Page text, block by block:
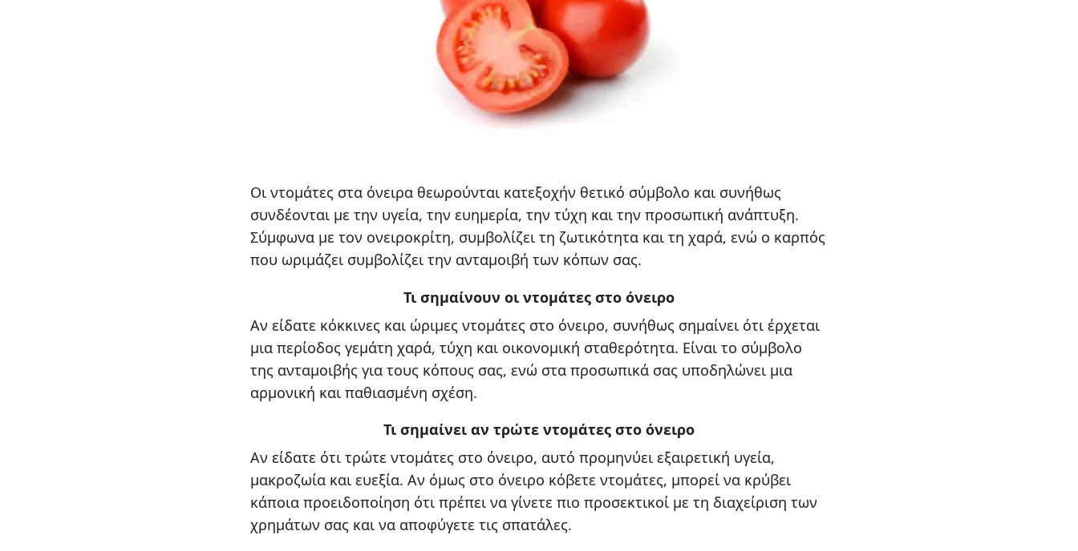
Οι ντομάτες στα όνειρα θεωρούνται κατεξοχήν θετικό σύμβολο και συνήθως
συνδέονται με την υγεία, την ευημερία, την τύχη και την προσωπική ανάπτυξη.
Σύμφωνα με τον ονειροκρίτη, συμβολίζει τη ζωτικότητα και τη χαρά, ενώ ο καρπός
που ωριμάζει συμβολίζει την ανταμοιβή των κόπων σας.
Τι σημαίνουν οι ντομάτες στο όνειρο
Αν είδατε κόκκινες και ώριμες ντομάτες στο όνειρο, συνήθως σημαίνει ότι έρχεται
μια περίοδος γεμάτη χαρά, τύχη και οικονομική σταθερότητα. Είναι το σύμβολο
της ανταμοιβής για τους κόπους σας, ενώ στα προσωπικά σας υποδηλώνει μια
αρμονική και παθιασμένη σχέση.
Τι σημαίνει αν τρώτε ντομάτες στο όνειρο
Αν είδατε ότι τρώτε ντομάτες στο όνειρο, αυτό προμηνύει εξαιρετική υγεία,
μακροζωία και ευεξία. Αν όμως στο όνειρο κόβετε ντομάτες, μπορεί να κρύβει
κάποια προειδοποίηση ότι πρέπει να γίνετε πιο προσεκτικοί με τη διαχείριση των
χρημάτων σας και να αποφύγετε τις σπατάλες.